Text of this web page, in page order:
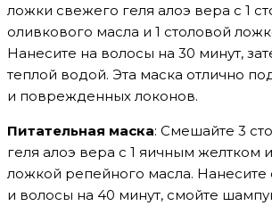
ложки свежего геля алоэ вера с 1
оливкового масла и 1 столовой
Нанесите на волосы на 30 минут,
теплой водой. Эта маска отлично
и поврежденных локонов.
Питательная маска: Смешайте 3
геля алоэ вера с 1 яичным желтком
ложкой репейного масла. Нанесите
и волосы на 40 минут, смойте